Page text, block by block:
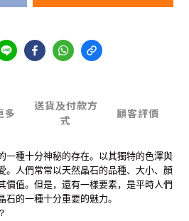
多
送貨及付款方
式
顧客評價
一種十分神秘的存在。以其獨特的色澤與
。人們常常以天然晶石的品種、大小、顏
價值。但是，還有一樣要素，是平時人們
的一種十分重要的魅力。
？